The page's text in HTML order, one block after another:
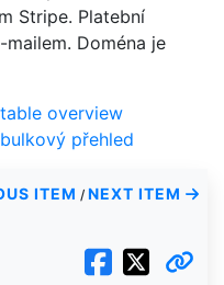
Stripe. Platební
Doména je
overview
přehled
ITEM / NEXT ITEM